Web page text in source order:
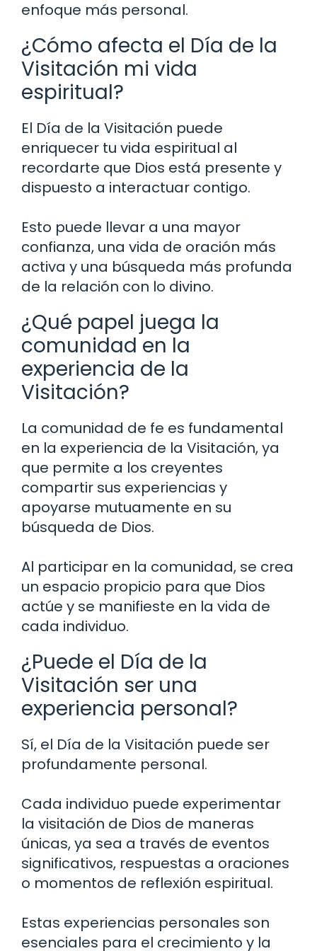
enfoque más personal.
¿Cómo afecta el Día de la
Visitación mi vida
espiritual?
El Día de la Visitación puede
enriquecer tu vida espiritual al
recordarte que Dios está presente y
dispuesto a interactuar contigo.
Esto puede llevar a una mayor
confianza, una vida de oración más
activa y una búsqueda más profunda
de la relación con lo divino.
¿Qué papel juega la
comunidad en la
experiencia de la
Visitación?
La comunidad de fe es fundamental
en la experiencia de la Visitación, ya
que permite a los creyentes
compartir sus experiencias y
apoyarse mutuamente en su
búsqueda de Dios.
Al participar en la comunidad, se crea
un espacio propicio para que Dios
actúe y se manifieste en la vida de
cada individuo.
¿Puede el Día de la
Visitación ser una
experiencia personal?
Sí, el Día de la Visitación puede ser
profundamente personal.
Cada individuo puede experimentar
la visitación de Dios de maneras
únicas, ya sea a través de eventos
significativos, respuestas a oraciones
o momentos de reflexión espiritual.
Estas experiencias personales son
esenciales para el crecimiento y la